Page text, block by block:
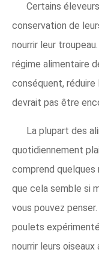
Certains
conservation de
nourrir leur
régime alimentaire
conséquent, réduire
devrait pas être
La plupart des
quotidiennement
comprend quelques
que cela semble si
vous pouvez
poulets
nourrir leurs